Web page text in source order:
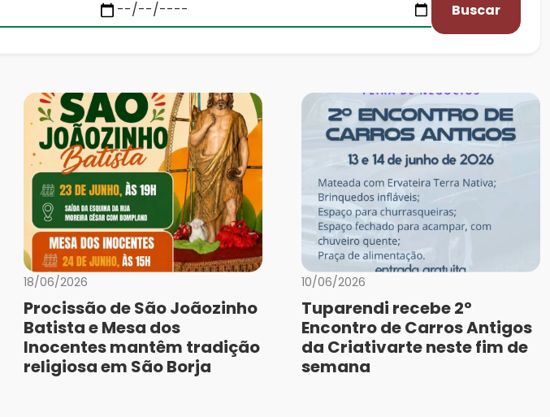
Buscar
18/06/2026
Procissão de São Joãozinho
Batista e Mesa dos
Inocentes mantêm tradição
religiosa em São Borja
10/06/2026
Tuparendi recebe 2º
Encontro de Carros Antigos
da Criativarte neste fim de
semana